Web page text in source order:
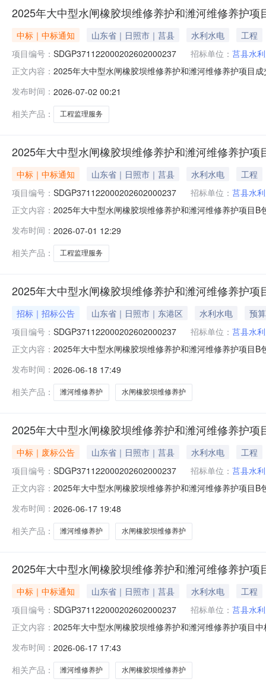
2025年大中型水闸橡胶坝维修养护和潍河维修养护项
中标｜中标通知 山东省｜日照市｜莒县 水利水电
工程
项目编号： SDGP371122000202602000237 招标单位： 莒县水
正文内容： 2025年大中型水闸橡胶坝维修养护和潍河维修养护项目
程咨询有限公司供应商地址：山东省济南市历下区山师
程监理
发布时间： 2026-07-02 00:21
相关产品：
工程监理服务
2025年大中型水闸橡胶坝维修养护和潍河维修养护项
中标｜中标通知 山东省｜日照市｜莒县 水利水电
工程
项目编号： SDGP371122000202602000237 招标单位： 莒县水
正文内容： 2025年大中型水闸橡胶坝维修养护和潍河维修养护项目
商名称：汇信工程咨询有限公司供应商地址：山东省济
包：
发布时间： 2026-07-01 12:29
相关产品：
工程监理服务
2025年大中型水闸橡胶坝维修养护和潍河维修养护
招标｜招标公告 山东省｜日照市｜东港区 水利水电
预
项目编号： SDGP371122000202602000237 招标单位： 莒县水
正文内容： 2025年大中型水闸橡胶坝维修养护和潍河维修养护项目
购文件，并于2026年6月30日09点00分（北京时间）前
发布时间： 2026-06-18 17:49
相关产品：
潍河维修养护 水闸橡胶坝维修养护
2025年大中型水闸橡胶坝维修养护和潍河维修养护项
中标｜废标公告 山东省｜日照市｜莒县 水利水电
工程
项目编号： SDGP371122000202602000237 招标单位： 莒县水
正文内容： 2025年大中型水闸橡胶坝维修养护和潍河维修养护项目
对本次公告内容提出询问，请按以下方式联系。1.采购
发布时间： 2026-06-17 19:48
相关产品：
潍河维修养护 水闸橡胶坝维修养护
2025年大中型水闸橡胶坝维修养护和潍河维修养护项
中标｜中标通知 山东省｜日照市｜莒县 水利水电
工程
项目编号： SDGP371122000202602000237 招标单位： 莒县水
正文内容： 2025年大中型水闸橡胶坝维修养护和潍河维修养护项目
下浮率、折扣率或费率）：71.3万元四、主要标的信息
自
发布时间： 2026-06-17 17:43
相关产品：
潍河维修养护 水闸橡胶坝维修养护